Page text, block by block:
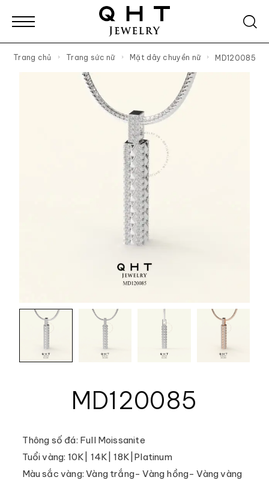
Trang chủ Trang sức nữ Mặt dây chuyền nữ MD120085
MD120085
Thông số đá: Full Moissanite
Tuổi vàng: 10K| 14K| 18K|Platinum
Màu sắc vàng: Vàng trắng- Vàng hồng- Vàng vàng